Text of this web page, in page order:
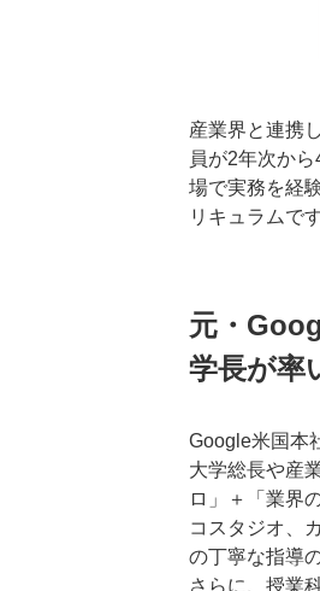
産業界と連携
員が2年次か
場で実務を経
リキュラムです
元・
学長が率
Google米国本
大学総長や産
ロ」＋「業界
コスタジオ、
の丁寧な指導
さらに、授業